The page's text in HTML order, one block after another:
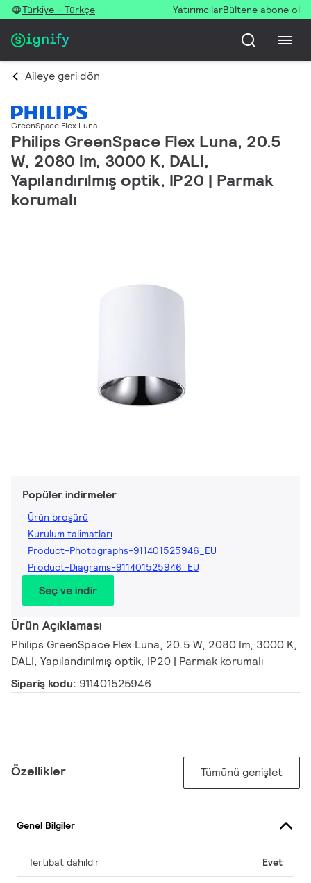
Türkiye - Türkçe YatırımcılarBültene abone ol
Aileye geri dön
GreenSpace Flex Luna
Philips GreenSpace Flex Luna, 20.5
W, 2080 lm, 3000 K, DALI,
Yapılandırılmış optik, IP20 | Parmak
korumalı
Popüler indirmeler
Ürün broşürü
Kurulum talimatları
Product-Photographs-911401525946_EU
Product-Diagrams-911401525946_EU
Seç ve indir
Ürün Açıklaması
Philips GreenSpace Flex Luna, 20.5 W, 2080 lm, 3000 K,
DALI, Yapılandırılmış optik, IP20 | Parmak korumalı
Sipariş kodu: 911401525946
Özellikler Tümünü genişlet
Genel Bilgiler
Tertibat dahildir Evet